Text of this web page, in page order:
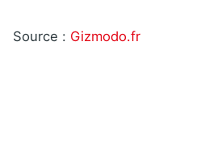
Source : Gizmodo.fr